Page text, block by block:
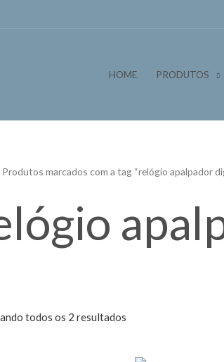
HOME PRODUTOS
marcados com a tag “relógio apalpador
todos os 2 resultados